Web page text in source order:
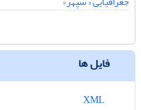
فایل ها